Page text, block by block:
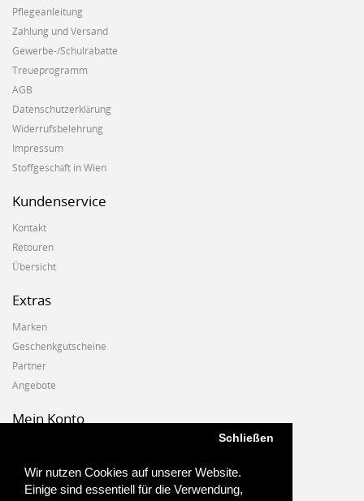
Wir nutzen Cookies auf unserer Website.
Einige sind essentiell für die Verwendung,
Schließen
Pflegeanleitung
Zahlung und Versand
Gewerbe-/Schulrabatte
Treueprogramm
AGB
Datenschutzerklärung
Widerrufsbelehrung
Impressum
Stoffgeschäft in Wien
Kundenservice
Kontakt
Retouren
Übersicht
Extras
Marken
Geschenkgutscheine
Partner
Angebote
Mein Konto
Auftragshistorie
Wunschzettel